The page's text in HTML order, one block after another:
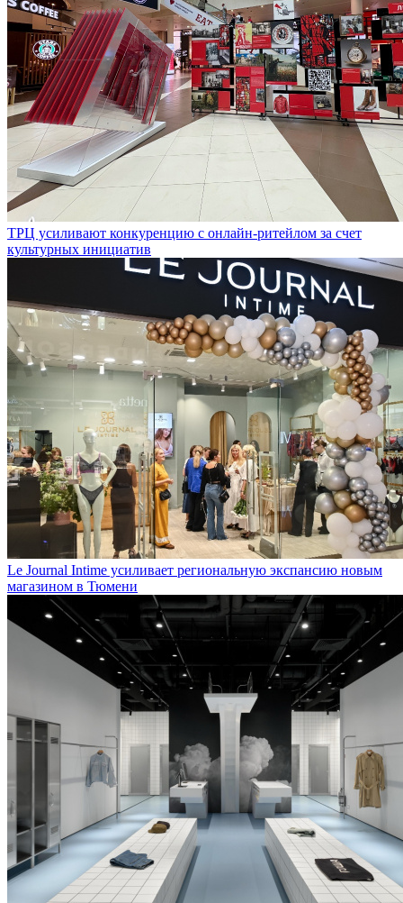
ТРЦ усиливают конкуренцию с онлайн-ритейлом за счет
культурных инициатив
Le Journal Intime усиливает региональную экспансию новым
магазином в Тюмени